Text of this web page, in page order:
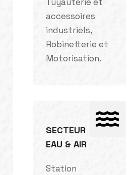
accessoires
industriels,
Robinetterie et
Motorisation.
SECTEUR
EAU & AIR
Station